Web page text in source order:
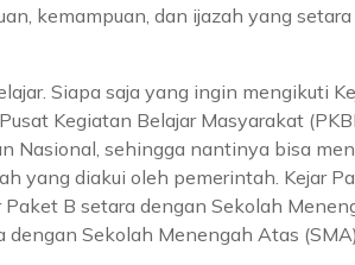
kemampuan, dan ijazah yang
Siapa saja yang ingin mengikuti
Kegiatan Belajar Masyarakat
Nasional, sehingga nantinya bisa
yang diakui oleh pemerintah. Kejar
B setara dengan Sekolah
dengan Sekolah Menengah Atas (SMA).